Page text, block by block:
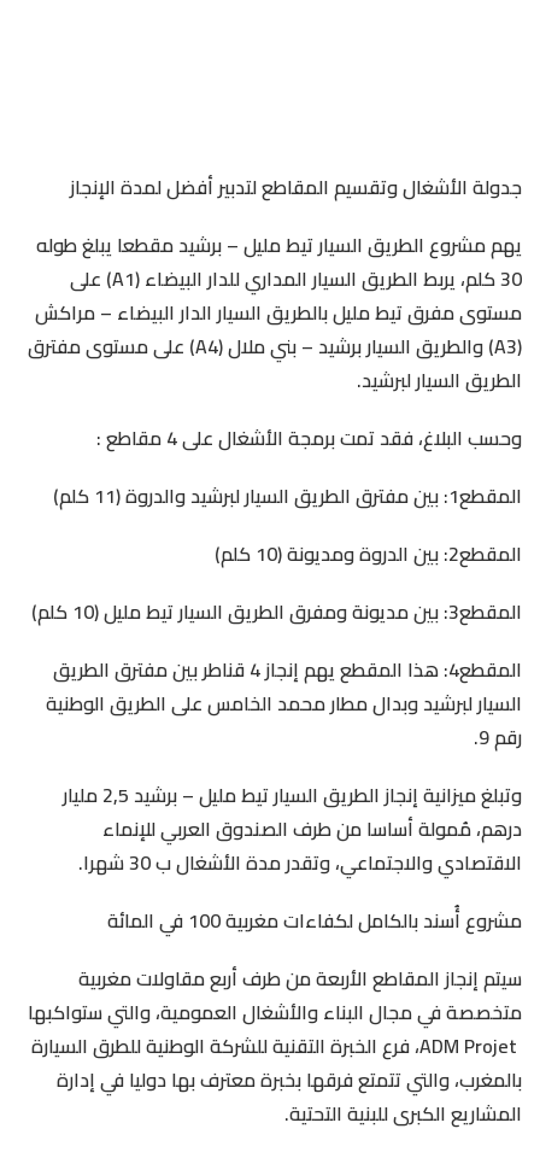
جدولة الأشغال وتقسيم المقاطع لتدبير أفضل لمدة الإنجاز
يهم مشروع الطريق السيار تيط مليل – برشيد مقطعا يبلغ طوله
30 كلم، يربط الطريق السيار المداري للدار البيضاء (A1) على
مستوى مفرق تيط مليل بالطريق السيار الدار البيضاء – مراكش
(A3) والطريق السيار برشيد – بني ملال (A4) على مستوى مفترق
الطريق السيار لبرشيد.
وحسب البلاغ، فقد تمت برمجة الأشغال على 4 مقاطع :
المقطع1: بين مفترق الطريق السيار لبرشيد والدروة (11 كلم)
المقطع2: بين الدروة ومديونة (10 كلم)
المقطع3: بين مديونة ومفرق الطريق السيار تيط مليل (10 كلم)
المقطع4: هذا المقطع يهم إنجاز 4 قناطر بين مفترق الطريق
السيار لبرشيد وبدال مطار محمد الخامس على الطريق الوطنية
رقم 9.
وتبلغ ميزانية إنجاز الطريق السيار تيط مليل – برشيد 2,5 مليار
درهم، مُمولة أساسا من طرف الصندوق العربي للإنماء
الاقتصادي والاجتماعي، وتقدر مدة الأشغال ب 30 شهرا.
مشروع أُسند بالكامل لكفاءات مغربية 100 في المائة
سيتم إنجاز المقاطع الأربعة من طرف أربع مقاولات مغربية
متخصصة في مجال البناء والأشغال العمومية، والتي ستواكبها
ADM Projet، فرع الخبرة التقنية للشركة الوطنية للطرق السيارة
بالمغرب، والتي تتمتع فرقها بخبرة معترف بها دوليا في إدارة
المشاريع الكبرى للبنية التحتية.